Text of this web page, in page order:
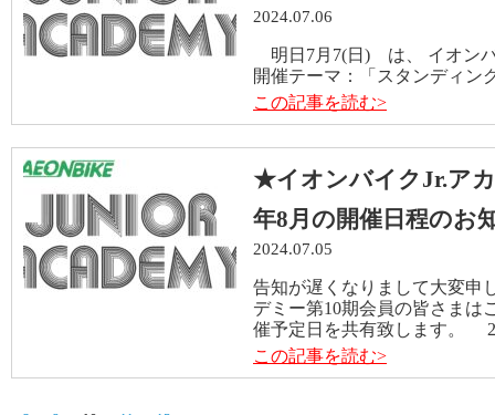
2024.07.06
明日7月7(日) は、 イオン
開催テーマ：「スタンディ
この記事を読む>
★イオンバイクJr.ア
年8月の開催日程のお
2024.07.05
告知が遅くなりまして大変申
デミー第10期会員の皆さまは
催予定日を共有致します。
この記事を読む>